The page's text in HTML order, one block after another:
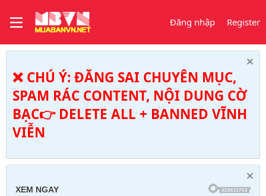
Đăng nhập Register
❌ CHÚ Ý: ĐĂNG SAI CHUYÊN MỤC,
SPAM RÁC CONTENT, NỘI DUNG CỜ
BẠC👉 DELETE ALL + BANNED VĨNH
VIỄN